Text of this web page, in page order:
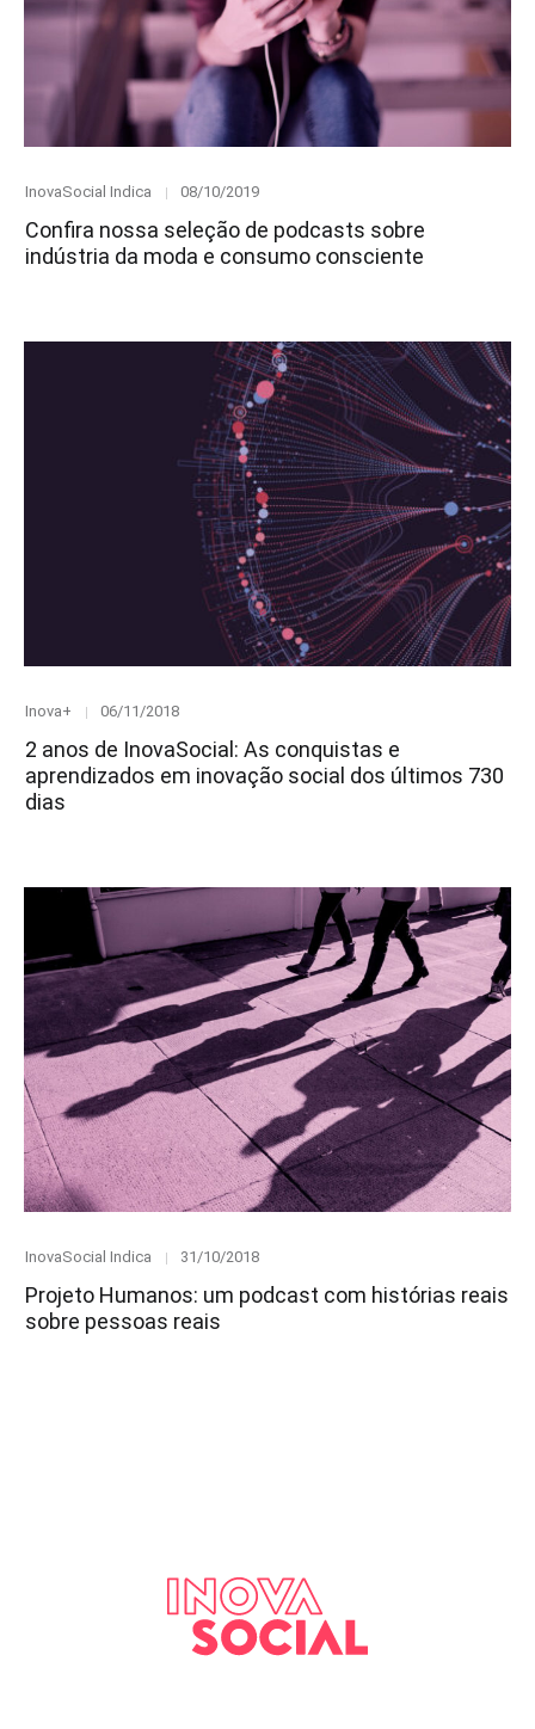
Category
InovaSocial Indica
Posted
08/10/2019
Confira nossa seleção de podcasts sobre
indústria da moda e consumo consciente
Category
Inova+
Posted
06/11/2018
2 anos de InovaSocial: As conquistas e
aprendizados em inovação social dos últimos 730
dias
Category
InovaSocial Indica
Posted
31/10/2018
Projeto Humanos: um podcast com histórias reais
sobre pessoas reais